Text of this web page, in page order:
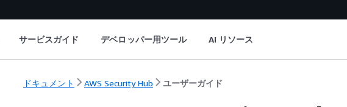
サービスガイド デベロッパー用ツール AI リソース
ドキュメント AWS Security Hub ユーザーガイド